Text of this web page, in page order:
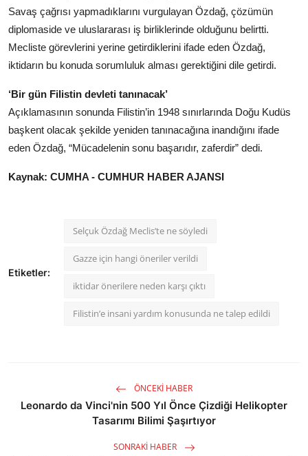
Savaş çağrısı yapmadıklarını vurgulayan Özdağ, çözümün
diplomaside ve uluslararası iş birliklerinde olduğunu belirtti.
Mecliste görevlerini yerine getirdiklerini ifade eden Özdağ,
iktidarın bu konuda sorumluluk alması gerektiğini dile getirdi.
‘Bir gün Filistin devleti tanınacak’
Açıklamasının sonunda Filistin’in 1948 sınırlarında Doğu Kudüs
başkent olacak şekilde yeniden tanınacağına inandığını ifade
eden Özdağ, “Mücadelenin sonu başarıdır, zaferdir” dedi.
Kaynak: CUMHA - CUMHUR HABER AJANSI
Etiketler:
Selçuk Özdağ Meclis’te ne söyledi
Gazze için hangi öneriler verildi
iktidar önerilere neden karşı çıktı
Filistin’e insani yardım konusunda ne talep edildi
ÖNCEKI HABER
Leonardo da Vinci'nin 500 Yıl Önce Çizdiği Helikopter
Tasarımı Bilimi Şaşırtıyor
SONRAKI HABER